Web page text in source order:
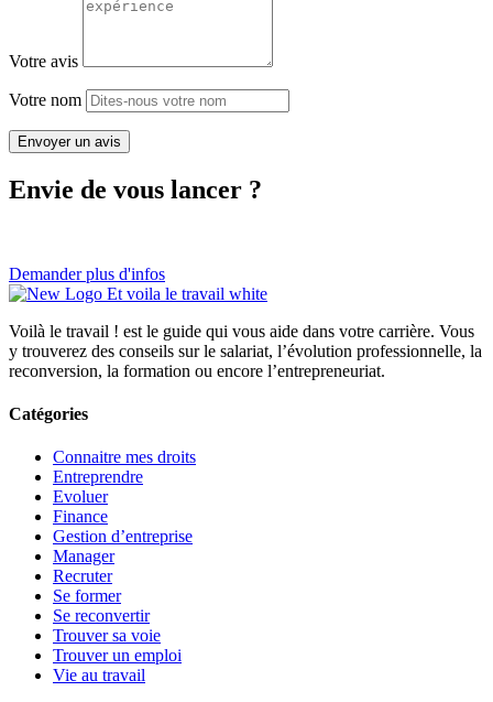
Votre avis
Votre nom
Envoyer un avis
Envie de vous lancer ?
Demander plus d'infos
Voilà le travail ! est le guide qui vous aide dans votre carrière. Vous
y trouverez des conseils sur le salariat, l’évolution professionnelle, la
reconversion, la formation ou encore l’entrepreneuriat.
Catégories
Connaitre mes droits
Entreprendre
Evoluer
Finance
Gestion d’entreprise
Manager
Recruter
Se former
Se reconvertir
Trouver sa voie
Trouver un emploi
Vie au travail